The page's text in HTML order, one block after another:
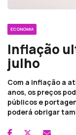
ECONOMIA
Inflação
julho
Com a inflação a
anos, os preços
públicos e
poderá obrigar